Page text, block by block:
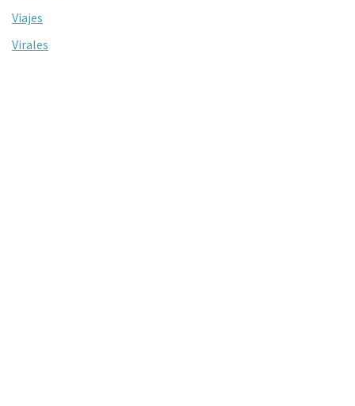
Viajes
Virales